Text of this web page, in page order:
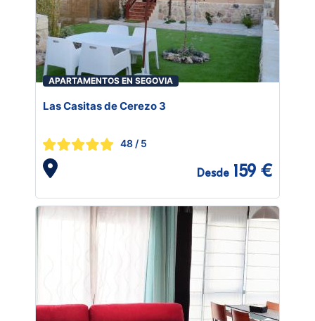
APARTAMENTOS EN SEGOVIA
Las Casitas de Cerezo 3
48 / 5
Desde 159 €